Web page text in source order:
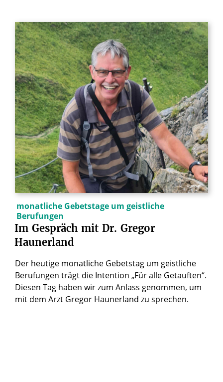
© privat
monatliche Gebetstage um geistliche
Berufungen
Im Gespräch mit Dr. Gregor
Haunerland
Der heutige monatliche Gebetstag um geistliche
Berufungen trägt die Intention „Für alle Getauften“.
Diesen Tag haben wir zum Anlass genommen, um
mit dem Arzt Gregor Haunerland zu sprechen.